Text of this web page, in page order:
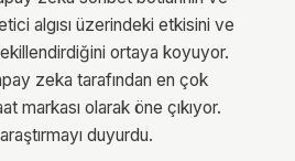
algısı üzerindeki etkisini ve
ortaya koyuyor.
zeka tarafından en çok
markası olarak öne çıkıyor.
duyurdu.